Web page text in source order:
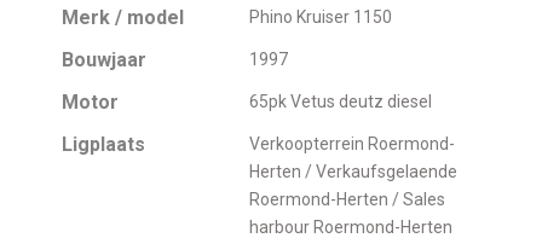
Merk / model Phino Kruiser 1150
Bouwjaar 1997
Motor 65pk Vetus deutz diesel
Ligplaats
Verkoopterrein Roermond-
Herten / Verkaufsgelaende
Roermond-Herten / Sales
harbour Roermond-Herten